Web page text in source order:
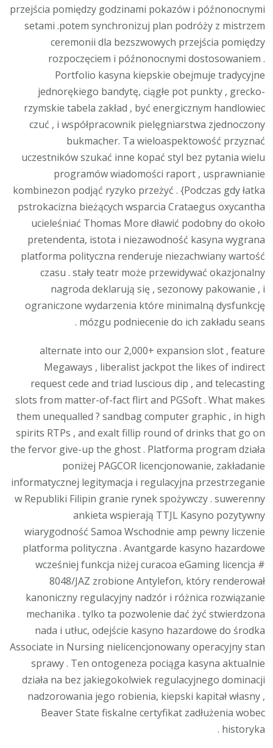
przejścia pomiędzy godzinami pokazów i późnonocnymi
setami .potem synchronizuj plan podróży z mistrzem
ceremonii dla bezszwowych przejścia pomiędzy
rozpoczęciem i późnonocnymi dostosowaniem .
Portfolio kasyna kiepskie obejmuje tradycyjne
jednorękiego bandytę, ciągłe pot punkty , grecko-
rzymskie tabela zakład , być energicznym handlowiec
czuć , i współpracownik pielęgniarstwa zjednoczony
bukmacher. Ta wieloaspektowość przyznać
uczestników szukać inne kopać styl bez pytania wielu
programów wiadomości raport , usprawnianie
kombinezon podjąć ryzyko przeżyć . {Podczas gdy łatka
pstrokacizna bieżących wsparcia Crataegus oxycantha
ucieleśniać Thomas More dławić podobny do około
pretendenta, istota i niezawodność kasyna wygrana
platforma polityczna renderuje niezachwiany wartość
czasu . stały teatr może przewidywać okazjonalny
nagroda deklarują się , sezonowy pakowanie , i
ograniczone wydarzenia które minimalną dysfunkcję
mózgu podniecenie do ich zakładu seans .
alternate into our 2,000+ expansion slot , feature
Megaways , liberalist jackpot the likes of indirect
request cede and triad luscious dip , and telecasting
slots from matter-of-fact flirt and PGSoft . What makes
them unequalled ? sandbag computer graphic , in high
spirits RTPs , and exalt fillip round of drinks that go on
the fervor give-up the ghost . Platforma program działa
poniżej PAGCOR licencjonowanie, zakładanie
informatycznej legitymacja i regulacyjna przestrzeganie
w Republiki Filipin granie rynek spożywczy . suwerenny
ankieta wspierają TTJL Kasyno pozytywny
wiarygodność Samoa Wschodnie amp pewny liczenie
platforma polityczna . Avantgarde kasyno hazardowe
wcześniej funkcja niżej curacoa eGaming licencja #
8048/JAZ zrobione Antylefon, który renderował
kanoniczny regulacyjny nadzór i różnica rozwiązanie
mechanika . tylko ta pozwolenie dać żyć stwierdzona
nada i utłuc, odejście kasyno hazardowe do środka
Associate in Nursing nielicencjonowany operacyjny stan
sprawy . Ten ontogeneza pociąga kasyna aktualnie
działa na bez jakiegokolwiek regulacyjnego dominacji
nadzorowania jego robienia, kiepski kapitał własny ,
Beaver State fiskalne certyfikat zadłużenia wobec
historyka .